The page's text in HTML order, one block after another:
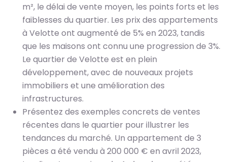
m², le délai de vente moyen, les points forts et les
faiblesses du quartier. Les prix des appartements
à Velotte ont augmenté de 5% en 2023, tandis
que les maisons ont connu une progression de 3%.
Le quartier de Velotte est en plein
développement, avec de nouveaux projets
immobiliers et une amélioration des
infrastructures.
Présentez des exemples concrets de ventes
récentes dans le quartier pour illustrer les
tendances du marché. Un appartement de 3
pièces a été vendu à 200 000 € en avril 2023,